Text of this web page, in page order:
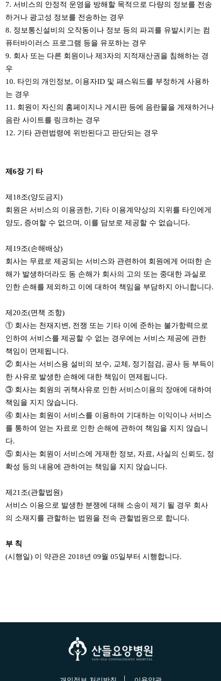
7.서비스의 안정적 운영을 방해할 목적으로 다량의 정보를 전송
하거나 광고성 정보를 전송하는 경우
8. 정보통신설비의 오작동이나 정보 등의 파괴를 유발시키는 컴
퓨터바이러스 프로그램 등을 유포하는 경우
9. 회사 또는 다른 회원이나 제3자의 지적재산권을 침해하는 경
우
10. 타인의 개인정보, 이용자ID 및 패스워드를 부정하게 사용하
는 경우
11. 회원이 자신의 홈페이지나 게시판 등에 음란물을 게재하거나
음란 사이트를 링크하는 경우
12. 기타 관련법령에 위반된다고 판단되는 경우
제6장 기 타
제 18조(양도금지)
회원은 서비스의 이용권한, 기타 이용계약상의 지위를 타인에게
양도, 증여할 수 없으며 , 이를 담보로 제공할 수 없습니다.
제 19조(손해배상)
회사는 무료로 제공되는 서비스와 관련하여 회원에게 어떠한 손
해가 발생하더라도 동 손해가 회사의 고의 또는 중대한 과실로
인한 손해를 제외하고 이에 대하여 책임을 부담하지 아니합니다.
제 20조(면책 조항)
① 회사는 천재지변 , 전쟁 또는 기타 이에 준하는 불가항력으로
인하여 서비스를 제공할 수 없는 경우에는 서비스 제공에 관한
책임이 면제됩니다.
② 회사는 서비스용 설비의 보수, 교체 , 정기점검, 공사 등 부득이
한 사유로 발생한 손해에 대한 책임이 면제됩니다.
③ 회사는 회원의 귀책사유로 인한 서비스이용의 장애에 대하여
책임을 지지 않습니다.
④ 회사는 회원이 서비스를 이용하여 기대하는 이익이나 서비스
를 통하여 얻는 자료로 인한 손해에 관하여 책임을 지지 않습니
다.
⑤ 회사는 회원이 서비스에 게재한 정보, 자료,사실의 신뢰도, 정
확성 등의 내용에 관하여는 책임을 지지 않습니다.
제 21 조(관할법원)
서비스 이용으로 발생한 분쟁에 대해 소송이 제기 될 경우 회사
의 소재지를 관할하는 법원을 전속 관할법원으로 합니다.
부 칙
(시행일) 이 약관은 2018년09월05일부터 시행합니다.